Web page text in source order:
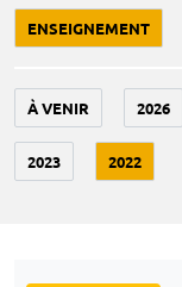
ENSEIGNEMENT
À VENIR 2026
2023 2022